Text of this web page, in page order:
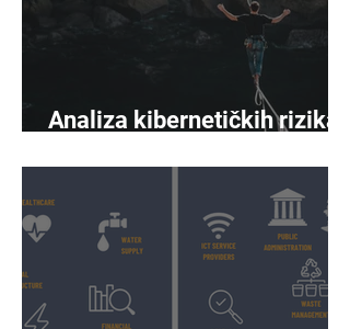
Analiza kibernetičkih rizika